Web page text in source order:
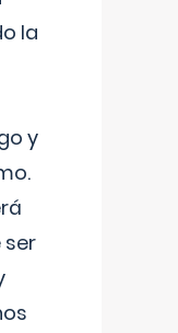
la
y
ser